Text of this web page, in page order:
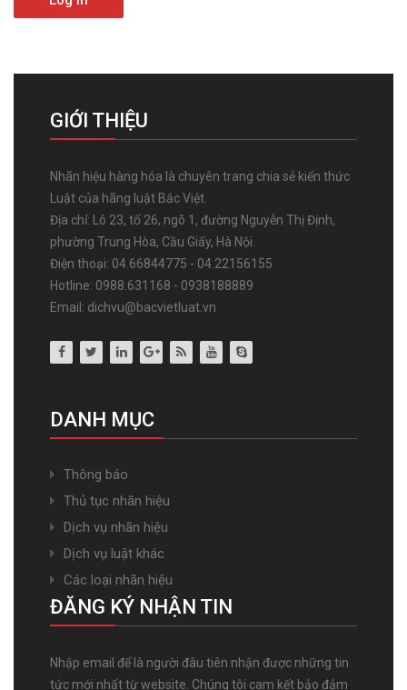
GIỚI THIỆU
Nhãn hiệu hàng hóa là chuyên trang chia sẻ kiến thức
Luật của hãng luật Bắc Việt.
Địa chỉ: Lô 23, tổ 26, ngõ 1, đường Nguyễn Thị Định,
phường Trung Hòa, Cầu Giấy, Hà Nội.
Điện thoại: 04.66844775 - 04.22156155
Hotline: 0988.631168 - 0938188889
Email: dichvu@bacvietluat.vn
DANH MỤC
Thông báo
Thủ tục nhãn hiệu
Dịch vụ nhãn hiệu
Dịch vụ luật khác
Các loại nhãn hiệu
ĐĂNG KÝ NHẬN TIN
Nhập email để là người đâu tiên nhận được những tin
tức mới nhất từ website. Chúng tôi cam kết bảo đảm